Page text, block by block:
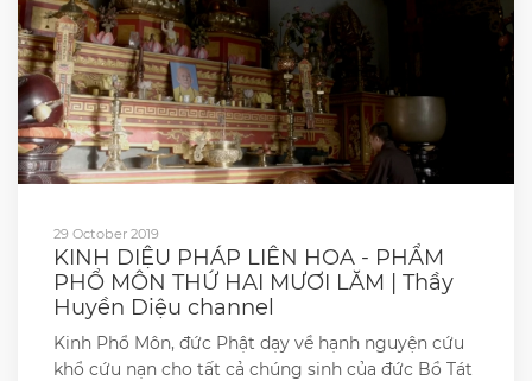
29 October 2019
KINH DIỆU PHÁP LIÊN HOA - PHẨM
PHỔ MÔN THỨ HAI MƯƠI LĂM | Thầy
Huyền Diệu channel
Kinh Phổ Môn, đức Phật dạy về hạnh nguyện cứu
khổ cứu nạn cho tất cả chúng sinh của đức Bồ Tát